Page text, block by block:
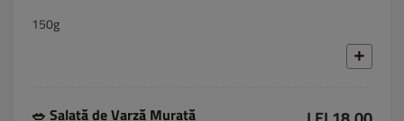
150g
🥗 Salată de Varză Murată